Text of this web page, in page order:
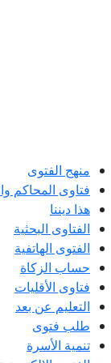
منهج الفتوى
فتاوى المحاكم
هذا ديننا
الفتاوى البحثية
الفتوى الهاتفية
حساب الزكاة
فتاوى الأقليات
التعليم عن بعد
طلب فتوى
تنمية الأسرة